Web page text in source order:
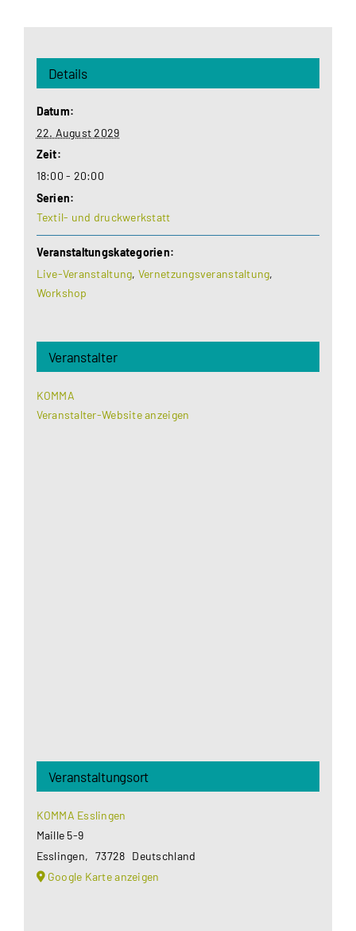
Details
Datum:
22. August 2029
Zeit:
18:00 - 20:00
Serien:
Textil- und druckwerkstatt
Veranstaltungskategorien:
Live-Veranstaltung, Vernetzungsveranstaltung,
Workshop
Veranstalter
KOMMA
Veranstalter-Website anzeigen
Veranstaltungsort
KOMMA Esslingen
Maille 5-9
Esslingen, 73728 Deutschland
Google Karte anzeigen